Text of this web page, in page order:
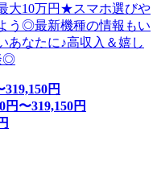
大10万円★スマホ選びや
う◎最新機種の情報もい
あなたに♪高収入＆嬉し
◎
319,150円
円〜319,150円